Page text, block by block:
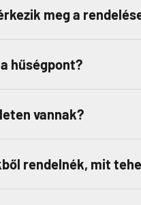
meg a
hűségpont?
vannak?
rendelnék, mit